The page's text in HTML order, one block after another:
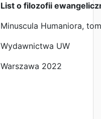
List o filozofii
Minuscula Humaniora,
Wydawnictwa UW
Warszawa 2022